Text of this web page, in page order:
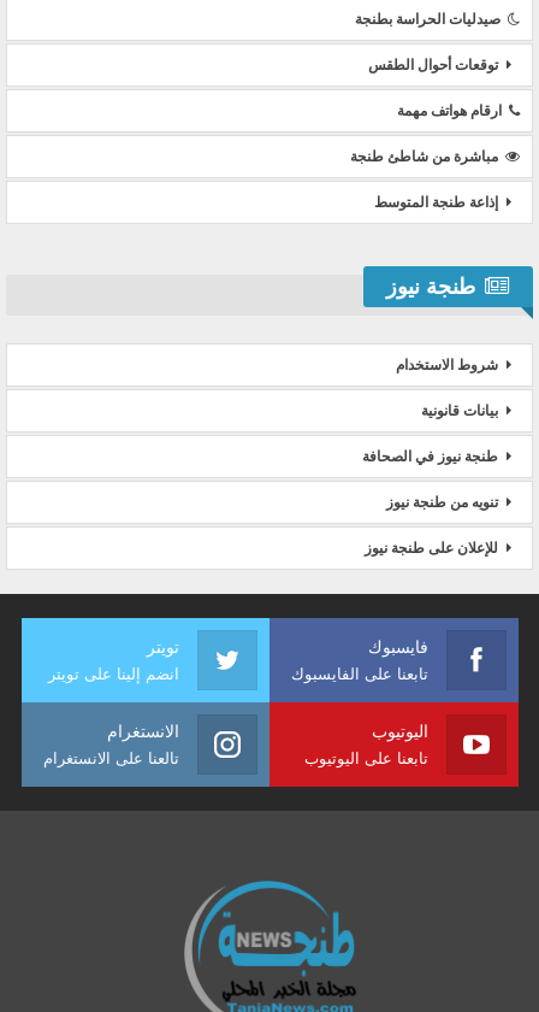
صيدليات الحراسة بطنجة
توقعات أحوال الطقس
ارقام هواتف مهمة
مباشرة من شاطئ طنجة
إذاعة طنجة المتوسط
طنجة نيوز
شروط الاستخدام
بيانات قانونية
طنجة نيوز في الصحافة
تنويه من طنجة نيوز
للإعلان على طنجة نيوز
فايسبوك
تابعنا على الفايسبوك
تويتر
انضم إلينا على تويتر
اليوتيوب
تابعنا على اليوتيوب
الانستغرام
تالعنا على الانستغرام